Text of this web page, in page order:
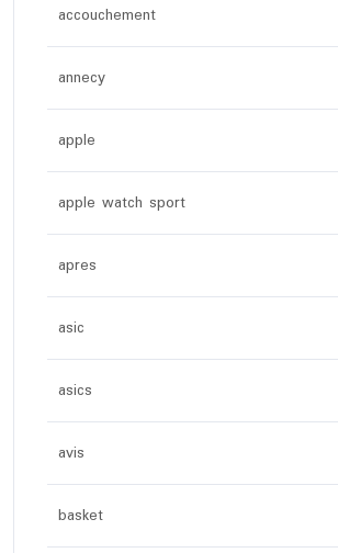
accouchement
annecy
apple
apple watch sport
apres
asic
asics
avis
basket